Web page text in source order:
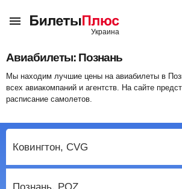
Авиабилеты: Познань
Мы находим лучшие цены на авиабилеты в
всех авиакомпаний и агентств. На сайте
расписание самолетов.